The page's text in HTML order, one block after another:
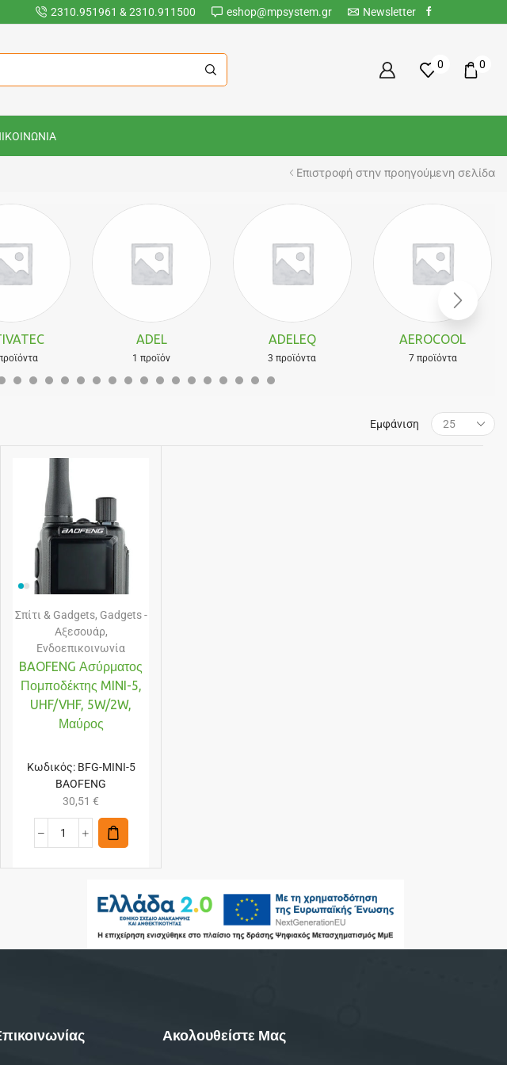
2310.951961 & 2310.911500 eshop@mpsystem.gr Newsletter
0 0
Επιστροφή στην προηγούμενη σελίδα
ADEL
1 προϊόν
ADELEQ
3 προϊόντα
AEROCOOL
7 προϊόντα
Εμφάνιση
Σπίτι & Gadgets, Gadgets -
Αξεσουάρ,
Ενδοεπικοινωνία
BAOFENG Ασύρματος
Πομποδέκτης MINI-5,
UHF/VHF, 5W/2W,
Μαύρος
Κωδικός: BFG-MINI-5
BAOFENG
30,51€
Ακολουθείστε Μας